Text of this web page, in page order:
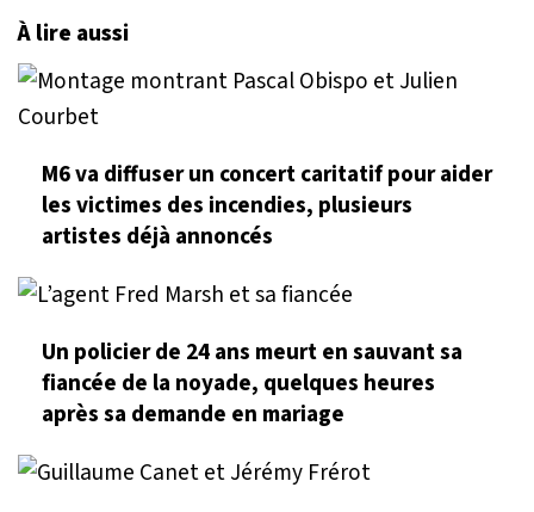
À lire aussi
M6 va diffuser un concert caritatif pour aider
les victimes des incendies, plusieurs
artistes déjà annoncés
Un policier de 24 ans meurt en sauvant sa
fiancée de la noyade, quelques heures
après sa demande en mariage